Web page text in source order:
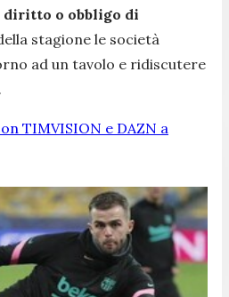
diritto o obbligo di
stagione le società
ad un tavolo e ridiscutere
TIMVISION e DAZN a